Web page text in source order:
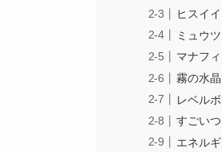
ヒスイ
ミュウ
マナフィ
霧の水晶
レベル
すごい
エネル